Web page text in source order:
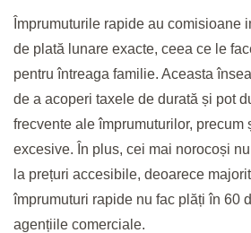
Împrumuturile rapide au comisioane
de plată lunare exacte, ceea ce le
pentru întreaga familie. Aceasta
de a acoperi taxele de durată și pot
frecvente ale împrumuturilor,
excesive. În plus, cei mai norocoși
la prețuri accesibile, deoarece
împrumuturi rapide nu fac plăți în 60
agențiile comerciale.